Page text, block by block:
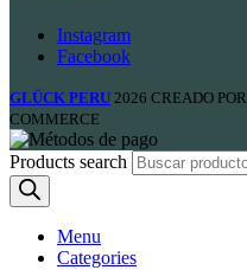
Instagram
Facebook
GLÜCK PERU 2026 CREADO POR
COMMERCE
Products search
Menu
Categories